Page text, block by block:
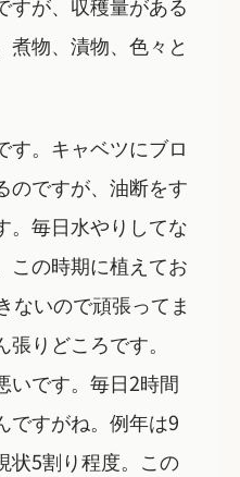
煮物、漬物、色々と
す。キャベツにブロ
のですが、油断をす
。毎日水やりしてな
この時期に植えてお
ないので頑張ってま
りどころです。
いです。毎日2時間
ですがね。例年は9
状5割り程度。この